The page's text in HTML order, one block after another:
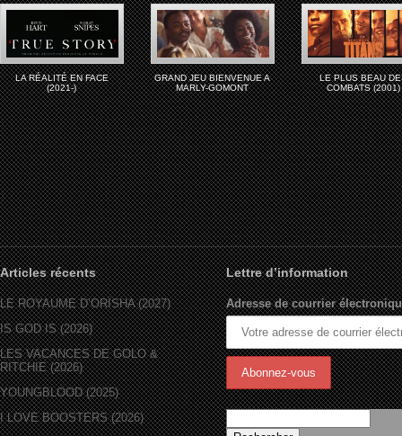
LA RÉALITÉ EN FACE
(2021-)
GRAND JEU BIENVENUE A
MARLY-GOMONT
LE PLUS BEAU
COMBATS (2001)
Articles récents
LE ROYAUME D’ORÏSHA (2027)
IS GOD IS (2026)
LES VACANCES DE GOLO &
RITCHIE (2026)
YOUNGBLOOD (2025)
I LOVE BOOSTERS (2026)
Lettre d’information
Adresse de courrier